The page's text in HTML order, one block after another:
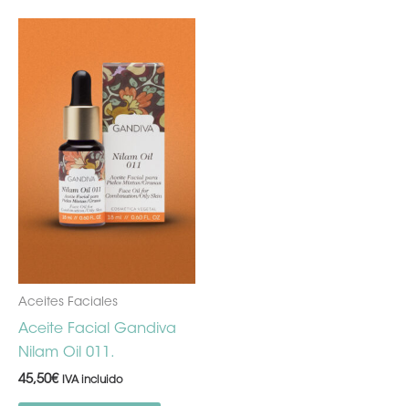
Aceites Faciales
Aceite Facial Gandiva
Nilam Oil 011.
45,50€ IVA incluido